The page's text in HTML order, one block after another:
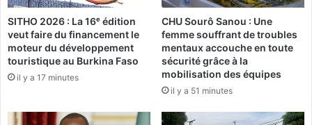
n
s
d
u
P
r
i
e
t
h
,
u
e
SITHO 2026 : La 16ᵉ édition
veut faire du financement le
moteur du développement
touristique au Burkina Faso
il y a 17 minutes
CHU Sourô Sanou : Une
femme souffrant de troubles
mentaux accouche en toute
sécurité grâce à la
mobilisation des équipes
il y a 51 minutes